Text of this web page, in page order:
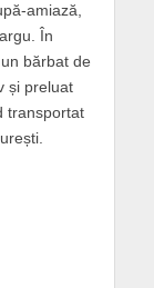
amiază,
În
bărbat de
și preluat
transportat